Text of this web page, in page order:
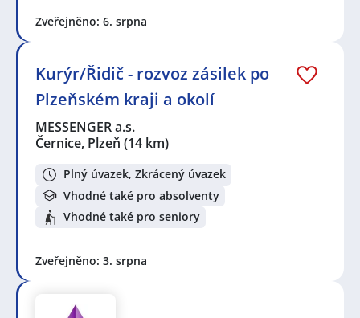
Zveřejněno: 6. srpna
Kurýr/Řidič - rozvoz zásilek po
Plzeňském kraji a okolí
MESSENGER a.s.
Černice, Plzeň (14 km)
Plný úvazek, Zkrácený úvazek
Vhodné také pro absolventy
Vhodné také pro seniory
Zveřejněno: 3. srpna